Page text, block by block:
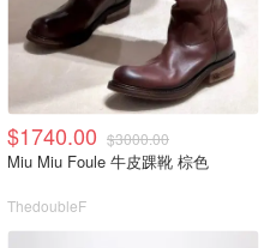
$1740.00 $3000.00
Miu Miu Foule 牛皮踝靴 棕色
ThedoubleF